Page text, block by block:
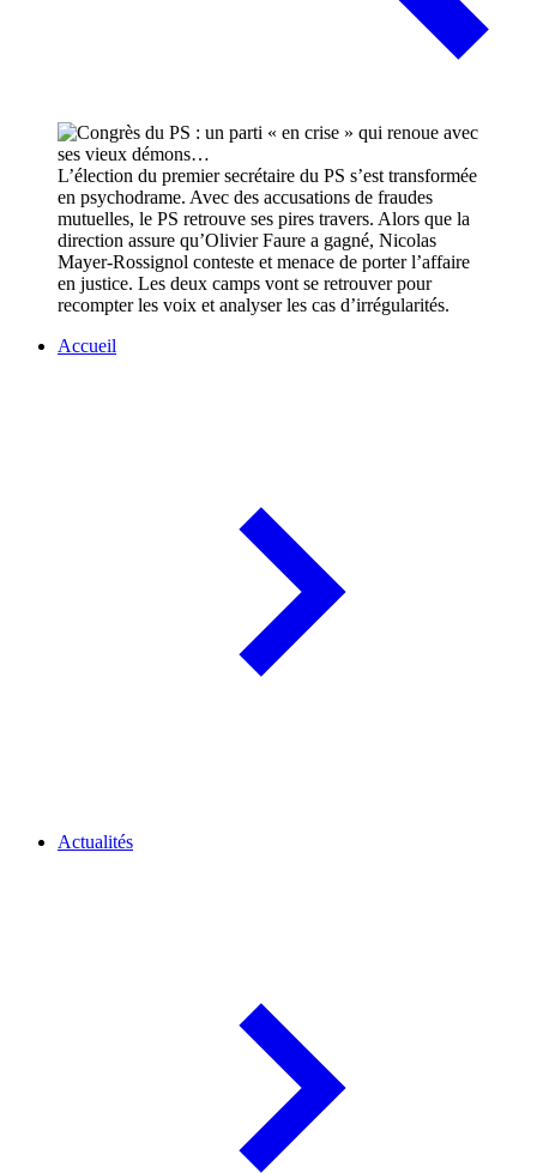
L’élection du premier secrétaire du PS s’est transformée
en psychodrame. Avec des accusations de fraudes
mutuelles, le PS retrouve ses pires travers. Alors que la
direction assure qu’Olivier Faure a gagné, Nicolas
Mayer-Rossignol conteste et menace de porter l’affaire
en justice. Les deux camps vont se retrouver pour
recompter les voix et analyser les cas d’irrégularités.
Accueil
Actualités